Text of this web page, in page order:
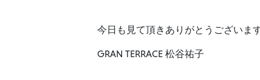
今日も見て頂きありがとうございま
GRAN TERRACE 松谷祐子